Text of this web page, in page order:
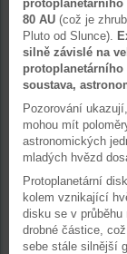
80 AU (což je
Pluto od Slunce).
silně závislé na
soustava,
Pozorování
mohou mít
astronomických
mladých hvězd
Protoplanetární
kolem vznikající
disku se v
drobné částice,
sebe stále silnější